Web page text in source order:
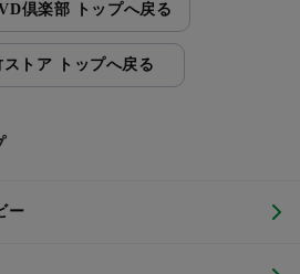
倶楽部 トップへ戻る
ストア トップへ戻る
ー